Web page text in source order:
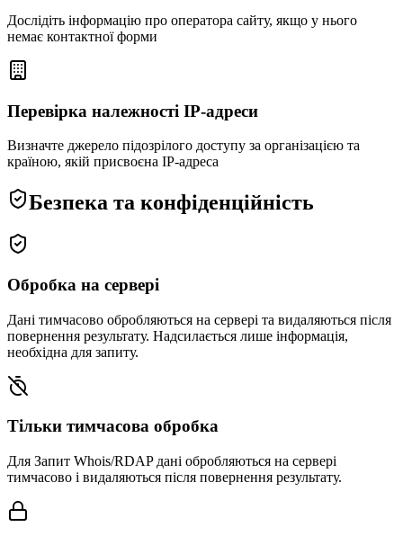
Дослідіть інформацію про оператора сайту, якщо у нього
немає контактної форми
Перевірка належності IP-адреси
Визначте джерело підозрілого доступу за організацією та
країною, якій присвоєна IP-адреса
Безпека та конфіденційність
Обробка на сервері
Дані тимчасово обробляються на сервері та видаляються після
повернення результату. Надсилається лише інформація,
необхідна для запиту.
Тільки тимчасова обробка
Для Запит Whois/RDAP дані обробляються на сервері
тимчасово і видаляються після повернення результату.